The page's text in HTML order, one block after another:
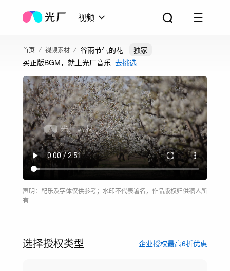
视频
首页 视频素材 谷雨节气的花
独家
买正版BGM，就上光厂音乐 去挑选
声明：配乐及字体仅供参考；水印不代表署名，作品版权归供稿人所
有
选择授权类型 企业授权最高6折优惠